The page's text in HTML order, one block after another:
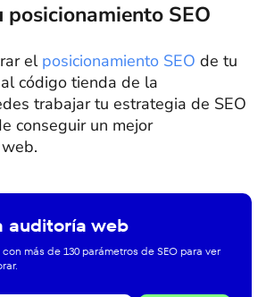
posicionamiento SEO
el posicionamiento SEO de tu
código tienda de la
trabajar tu estrategia de SEO
conseguir un mejor
auditoría web
más de 130 parámetros de SEO para ver